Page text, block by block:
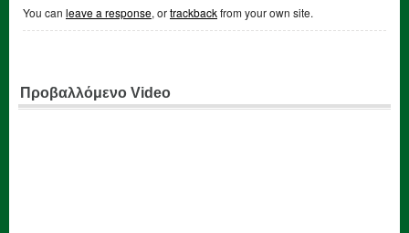
You can leave a response, ortrackbackfrom your own site.
Προβαλλόμενο Video